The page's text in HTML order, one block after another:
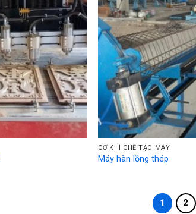
CƠ KHÍ CHẾ TẠO MÁY
Máy hàn lồng thép
1 2